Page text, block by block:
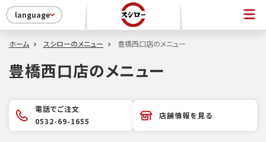
language
ホーム スシローのメニュー 豊橋西口店のメニュー
豊橋西口店のメニュー
電話でご注文
0532-69-1655
店舗情報を見る